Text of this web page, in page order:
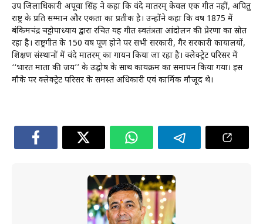
उप जिलाधिकारी अपूर्वा सिंह ने कहा कि वंदे मातरम् केवल एक गीत नहीं, अपितु
राष्ट्र के प्रति सम्मान और एकता का प्रतीक है। उन्होंने कहा कि वर्ष 1875 में
बंकिमचंद्र चट्टोपाध्याय द्वारा रचित यह गीत स्वतंत्रता आंदोलन की प्रेरणा का स्रोत
रहा है। राष्ट्रगीत के 150 वर्ष पूर्ण होने पर सभी सरकारी, गैर सरकारी कार्यालयों,
शिक्षण संस्थानों में वंदे मातरम् का गायन किया जा रहा है। क्लेक्ट्रेट परिसर में
‘‘भारत माता की जय’’ के उद्घोष के साथ कार्यक्रम का समापन किया गया। इस
मौके पर क्लेक्ट्रेट परिसर के समस्त अधिकारी एवं कार्मिक मौजूद थे।